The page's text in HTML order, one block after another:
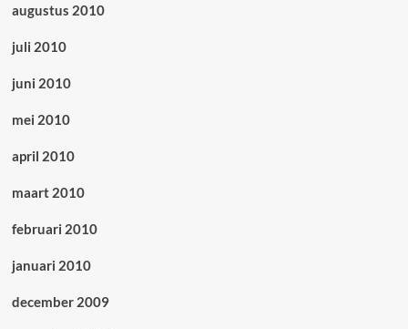
augustus 2010
juli 2010
juni 2010
mei 2010
april 2010
maart 2010
februari 2010
januari 2010
december 2009